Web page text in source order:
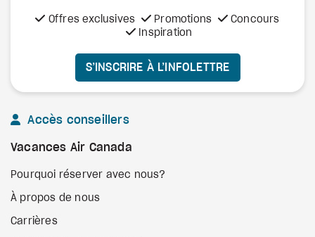
Offres exclusives Promotions
Concours
Inspiration
S’INSCRIRE À L’INFOLETTRE
Accès conseillers
Vacances Air Canada
Pourquoi réserver avec nous?
À propos de nous
Carrières